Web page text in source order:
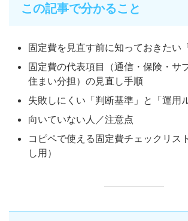
この記事で分かること
固定費を見直す前に知っておきたい
固定費の代表項目（通信・保険・サ
住まい分担）の見直し手順
失敗しにくい「判断基準」と「運用
向いていない人／注意点
コピペで使える固定費チェックリス
し用）